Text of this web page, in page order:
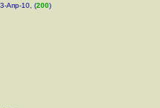
Апр-10, (200)